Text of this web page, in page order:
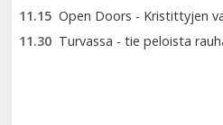
11.15 Open Doors - Kristittyjen
11.30 Turvassa - tie peloista